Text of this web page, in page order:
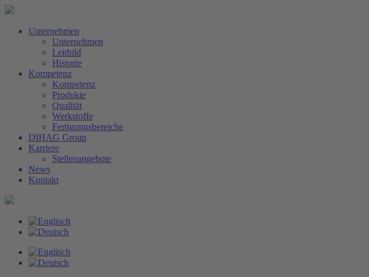
Unternehmen
Unternehmen
Leitbild
Historie
Kompetenz
Kompetenz
Produkte
Qualität
Werkstoffe
Fertigungsbereiche
DIHAG Group
Karriere
Stellenangebote
News
Kontakt